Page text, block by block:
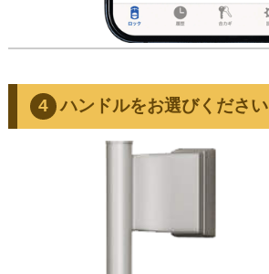
ハンドルをお選びください